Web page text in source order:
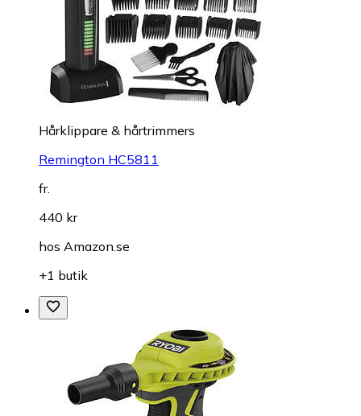
Hårklippare & hårtrimmers
Remington HC5811
fr.
440 kr
hos Amazon.se
+1 butik